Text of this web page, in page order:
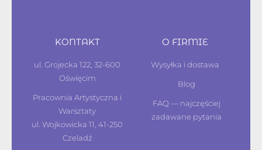
KONTAKT
ul. Grojecka 122, 32-600
Oświęcim
Pracownia Artystyczna i
Warsztaty
ul. Wojkowicka 11, 41-250
Czeladź
O FIRMIE
Wysyłka i dostawa
Blog
FAQ — najczęściej
zadawane pytania